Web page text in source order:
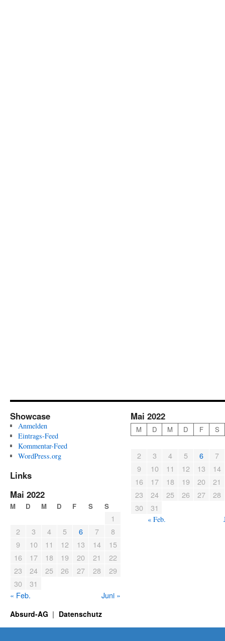
Showcase
Anmelden
Eintrags-Feed
Kommentar-Feed
WordPress.org
Links
Mai 2022
M D M D F S S
1
2
3 4 5 6 7
8
9
10 11 12 13 14
15
16
17 18 19 20 21
22
23
24 25 26 27 28
29
30
31
« Feb.
Juni »
Mai 2022
M D M D F S
2 3 4 5 6
7
9
10 11 12 13
14
16
17 18 19 20
21
23
24 25 26 27
28
30
31
« Feb.
Absurd-AG Datenschutz